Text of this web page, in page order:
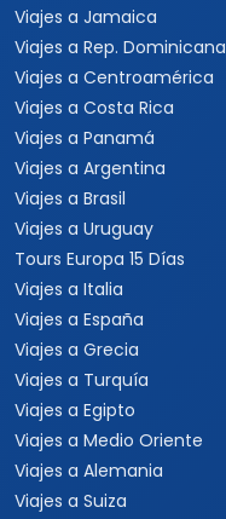
Viajes a Jamaica
Viajes a Rep. Dominicana
Viajes a Centroamérica
Viajes a Costa Rica
Viajes a Panamá
Viajes a Argentina
Viajes a Brasil
Viajes a Uruguay
Tours Europa 15 Días
Viajes a Italia
Viajes a España
Viajes a Grecia
Viajes a Turquía
Viajes a Egipto
Viajes a Medio Oriente
Viajes a Alemania
Viajes a Suiza